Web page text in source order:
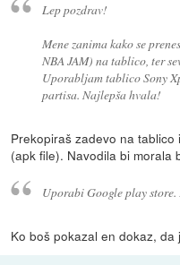
Lep pozdrav!
Mene zanima kako se
NBA JAM) na tablico, ter
Uporabljam tablico Sony
partisa. Najlepša hvala!
Prekopiraš zadevo na
(apk file). Navodila bi morala
Uporabi Google play
Ko boš pokazal en dokaz,